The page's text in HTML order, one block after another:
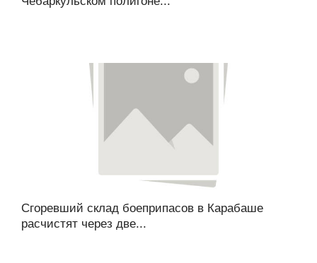
Сгоревший склад боеприпасов в Карабаше
расчистят через две...